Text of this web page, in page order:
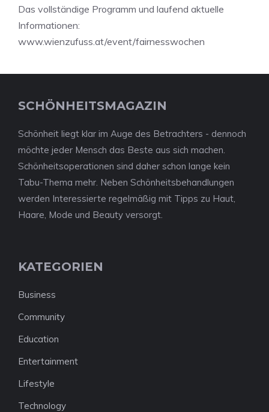
Das vollständige Programm und laufend aktuelle
Informationen:
www.wienzufuss.at/event/fairnesswochen
SCHÖNHEITSMAGAZIN
Schönheit liegt klar im Auge des Betrachters - dennoch
möchte jeder Mensch das Beste aus sich machen.
Schönheitsoperationen sind daher schon lange kein
Tabu-Thema mehr. Neben Schönheitsbehandlungen
werden Interessierte regelmäßig mit Tipps zu Haut,
Haare, Mode und Beauty versorgt.
KATEGORIEN
Business
Community
Education
Entertainment
Lifestyle
Technology